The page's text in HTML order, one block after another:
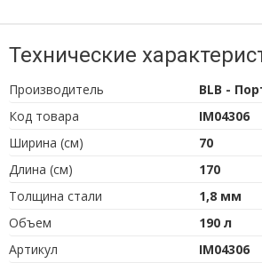
Технические
Производитель
BLB -
Код товара
IM04306
Ширина (см)
70
Длина (см)
170
Толщина стали
1,8 мм
Объем
190 л
Артикул
IM04306